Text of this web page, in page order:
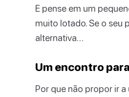
E pense em um
muito lotado. Se o seu
alternativa…
Um encontro
Por que não propor ir